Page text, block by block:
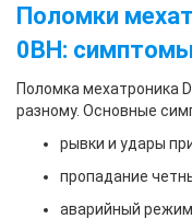
Поломки
0BH:
Поломка мехатроника
разному. Основные
рывки и удары
пропадание
аварийный